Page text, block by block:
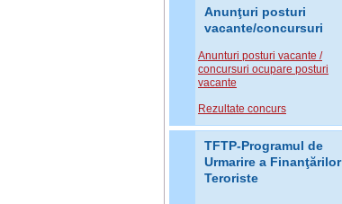
Anunţuri posturi
vacante/concursuri
Anunturi posturi vacante /
concursuri ocupare posturi
vacante
Rezultate concurs
TFTP-Programul de
Urmarire a Finanţărilor
Teroriste